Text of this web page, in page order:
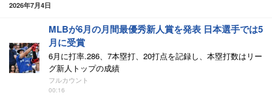
2026年7月4日
MLBが6月の月間最優秀新人賞を発表 日本選手では5
月に受賞
6月に打率.286、7本塁打、20打点を記録し、本塁打数はリー
グ新人トップの成績
フルカウント
00:16